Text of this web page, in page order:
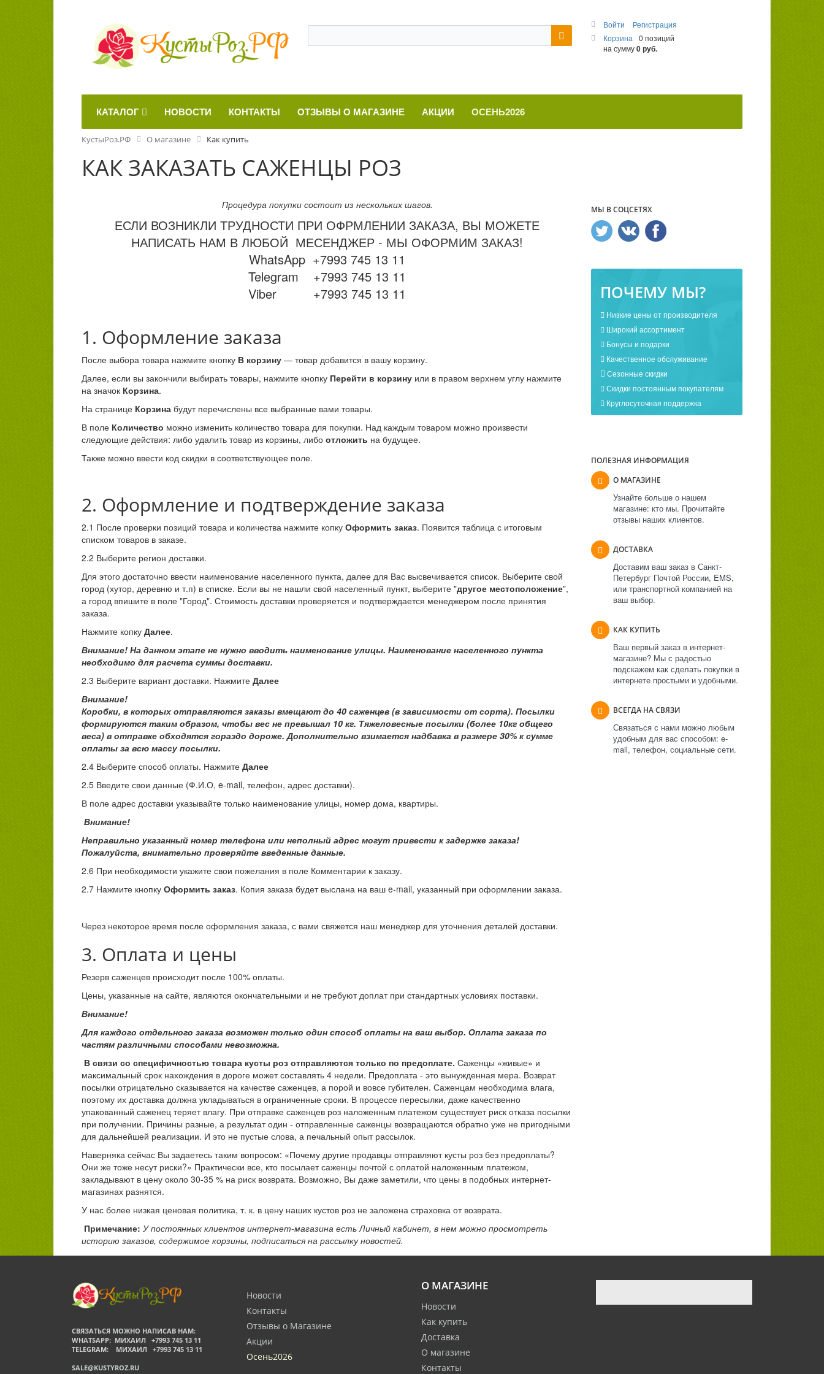
Войти
Регистрация
Корзина
0 позиций
на сумму0 руб.
КАТАЛОГ НОВОСТИ КОНТАКТЫ ОТЗЫВЫ О МАГАЗИНЕ АКЦИИ ОСЕНЬ2026
КустыРоз.РФ О магазине Как купить
КАК ЗАКАЗАТЬ САЖЕНЦЫ РОЗ
Процедура покупки состоит из нескольких шагов.
ЕСЛИ ВОЗНИКЛИ ТРУДНОСТИ ПРИ ОФРМЛЕНИИ ЗАКАЗА, ВЫ МОЖЕТЕ
НАПИСАТЬ НАМ В ЛЮБОЙ МЕСЕНДЖЕР - МЫ ОФОРМИМ ЗАКАЗ!
WhatsApp +7993 745 13 11
Telegram +7993 745 13 11
Viber +7993 745 13 11
1. Оформление заказа
После выбора товара нажмите кнопку В корзину — товар добавится в вашу корзину.
Далее, если вы закончили выбирать товары, нажмите кнопку Перейти в корзину или в правом верхнем углу нажмите
на значок Корзина.
На странице Корзина будут перечислены все выбранные вами товары.
В поле Количество можно изменить количество товара для покупки. Над каждым товаром можно произвести
следующие действия: либо удалить товар из корзины, либо отложить на будущее.
Также можно ввести код скидки в соответствующее поле.
2. Оформление и подтверждение заказа
2.1 После проверки позиций товара и количества нажмите копку Оформить заказ. Появится таблица с итоговым
списком товаров в заказе.
2.2 Выберите регион доставки.
Для этого достаточно ввести наименование населенного пункта, далее для Вас высвечивается список. Выберите свой
город (хутор, деревню и т.п) в списке. Если вы не нашли свой населенный пункт, выберите "другое местоположение",
а город впишите в поле "Город". Стоимость доставки проверяется и подтверждается менеджером после принятия
заказа.
Нажмите копку Далее.
Внимание! На данном этапе не нужно вводить наименование улицы. Наименование населенного пункта
необходимо для расчета суммы доставки.
2.3 Выберите вариант доставки. Нажмите Далее
Внимание!
Коробки, в которых отправляются заказы вмещают до 40 саженцев (в зависимости от сорта). Посылки
формируются таким образом, чтобы вес не превышал 10 кг. Тяжеловесные посылки (более 10кг общего
веса) в отправке обходятся гораздо дороже. Дополнительно взимается надбавка в размере 30% к сумме
оплаты за всю массу посылки.
2.4 Выберите способ оплаты. Нажмите Далее
2.5 Введите свои данные (Ф.И.О, e-mail, телефон, адрес доставки).
В поле адрес доставки указывайте только наименование улицы, номер дома, квартиры.
Внимание!
Неправильно указанный номер телефона или неполный адрес могут привести к задержке заказа!
Пожалуйста, внимательно проверяйте введенные данные.
2.6 При необходимости укажите свои пожелания в поле Комментарии к заказу.
2.7 Нажмите кнопку Оформить заказ. Копия заказа будет выслана на ваш e-mail, указанный при оформлении заказа.
Через некоторое время после оформления заказа, с вами свяжется наш менеджер для уточнения деталей доставки.
3. Оплата и цены
Резерв саженцев происходит после 100% оплаты.
Цены, указанные на сайте, являются окончательными и не требуют доплат при стандартных условиях поставки.
Внимание!
Для каждого отдельного заказа возможен только один способ оплаты на ваш выбор. Оплата заказа по
частям различными способами невозможна.
В связи со специфичностью товара кусты роз отправляются только по предоплате. Саженцы «живые» и
максимальный срок нахождения в дороге может составлять 4 недели. Предоплата - это вынужденная мера. Возврат
посылки отрицательно сказывается на качестве саженцев, а порой и вовсе губителен. Саженцам необходима влага,
поэтому их доставка должна укладываться в ограниченные сроки. В процессе пересылки, даже качественно
упакованный саженец теряет влагу. При отправке саженцев роз наложенным платежом существует риск отказа посылки
при получении. Причины разные, а результат один - отправленные саженцы возвращаются обратно уже не пригодными
для дальнейшей реализации. И это не пустые слова, а печальный опыт рассылок.
Наверняка сейчас Вы задаетесь таким вопросом: «Почему другие продавцы отправляют кусты роз без предоплаты?
Они же тоже несут риски?» Практически все, кто посылает саженцы почтой с оплатой наложенным платежом,
закладывают в цену около 30-35 % на риск возврата. Возможно, Вы даже заметили, что цены в подобных интернет-
магазинах разнятся.
У нас более низкая ценовая политика, т. к. в цену наших кустов роз не заложена страховка от возврата.
Примечание: У постоянных клиентов интернет-магазина есть Личный кабинет, в нем можно просмотреть
историю заказов, содержимое корзины, подписаться на рассылку новостей.
МЫ В СОЦСЕТЯХ
ПОЧЕМУ МЫ?
Низкие цены от производителя
Широкий ассортимент
Бонусы и подарки
Качественное обслуживание
Сезонные скидки
Скидки постоянным покупателям
Круглосуточная поддержка
ПОЛЕЗНАЯ ИНФОРМАЦИЯ
О МАГАЗИНЕ
Узнайте больше о нашем
магазине: кто мы. Прочитайте
отзывы наших клиентов.
ДОСТАВКА
Доставим ваш заказ в Санкт-
Петербург Почтой России, EMS,
или транспортной компанией на
ваш выбор.
КАК КУПИТЬ
Ваш первый заказ в интернет-
магазине? Мы с радостью
подскажем как сделать покупки в
интернете простыми и удобными.
ВСЕГДА НА СВЯЗИ
Связаться с нами можно любым
удобным для вас способом: e-
mail, телефон, социальные сети.
О МАГАЗИНЕ
Новости
Как купить
Доставка
О магазине
Контакты
Новости
Контакты
Отзывы о Магазине
Акции
Осень2026
СВЯЗАТЬСЯ МОЖНО НАПИСАВ НАМ:
WHATSAPP: МИХАИЛ +7993 745 13 11
TELEGRAM: МИХАИЛ +7993 745 13 11
SALE@KUSTYROZ.RU